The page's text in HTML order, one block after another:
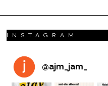
INSTAGRAM
@ajm_jam_